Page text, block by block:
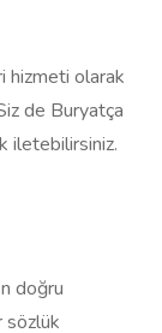
hizmeti olarak
de Buryatça
iletebilirsiniz.
doğru
sözlük